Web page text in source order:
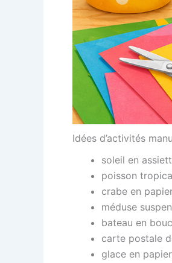
Idées d’activités
soleil en
poisson
crabe en
méduse
bateau en
carte postale
glace en